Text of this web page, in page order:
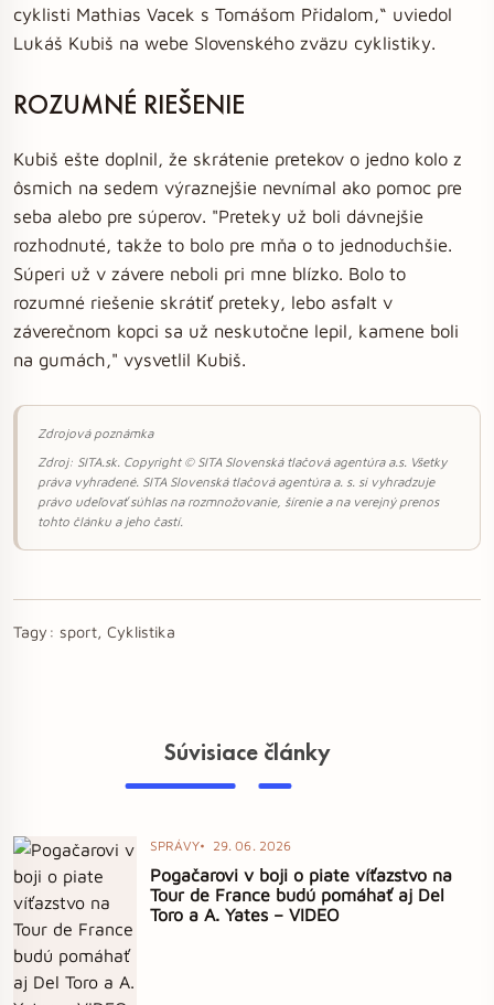
cyklisti Mathias Vacek s Tomášom Přidalom,“ uviedol
Lukáš Kubiš na webe Slovenského zväzu cyklistiky.
ROZUMNÉ RIEŠENIE
Kubiš ešte doplnil, že skrátenie pretekov o jedno kolo z
ôsmich na sedem výraznejšie nevnímal ako pomoc pre
seba alebo pre súperov. "Preteky už boli dávnejšie
rozhodnuté, takže to bolo pre mňa o to jednoduchšie.
Súperi už v závere neboli pri mne blízko. Bolo to
rozumné riešenie skrátiť preteky, lebo asfalt v
záverečnom kopci sa už neskutočne lepil, kamene boli
na gumách," vysvetlil Kubiš.
Zdrojová poznámka
Zdroj: SITA.sk. Copyright © SITA Slovenská tlačová agentúra a.s. Všetky
práva vyhradené. SITA Slovenská tlačová agentúra a. s. si vyhradzuje
právo udeľovať súhlas na rozmnožovanie, šírenie a na verejný prenos
tohto článku a jeho častí.
Tagy: sport, Cyklistika
Súvisiace články
SPRÁVY 29. 06. 2026
Pogačarovi v boji o piate víťazstvo na
Tour de France budú pomáhať aj Del
Toro a A. Yates – VIDEO